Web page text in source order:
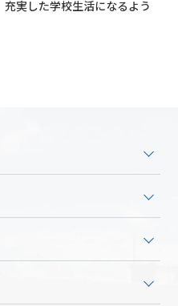
実した学校生活になるよう